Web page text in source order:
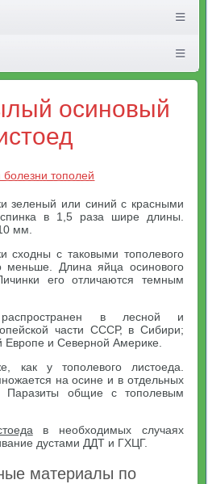
осиновый
тополей
зеленый или синий с красными
в 1,5 раза шире длины.
мм.
сходны с таковыми тополевого
меньше. Длина яйца осинового
его отличаются темным
в лесной и
части СССР, в Сибири;
и Северной Америке.
как у тополевого листоеда.
на осине и в отдельных
Паразиты общие с тополевым
в необходимых случаях
дустами ДДТ и ГХЦГ.
материалы по